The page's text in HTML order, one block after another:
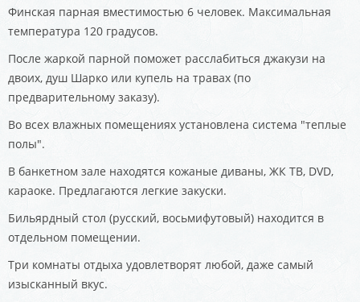
Финская парная вместимостью 6 человек. Максимальная
температура 120 градусов.
После жаркой парной поможет расслабиться джакузи на
двоих, душ Шарко или купель на травах (по
предварительному заказу).
Во всех влажных помещениях установлена система "теплые
полы".
В банкетном зале находятся кожаные диваны, ЖК ТВ, DVD,
караоке. Предлагаются легкие закуски.
Бильярдный стол (русский, восьмифутовый) находится в
отдельном помещении.
Три комнаты отдыха удовлетворят любой, даже самый
изысканный вкус.